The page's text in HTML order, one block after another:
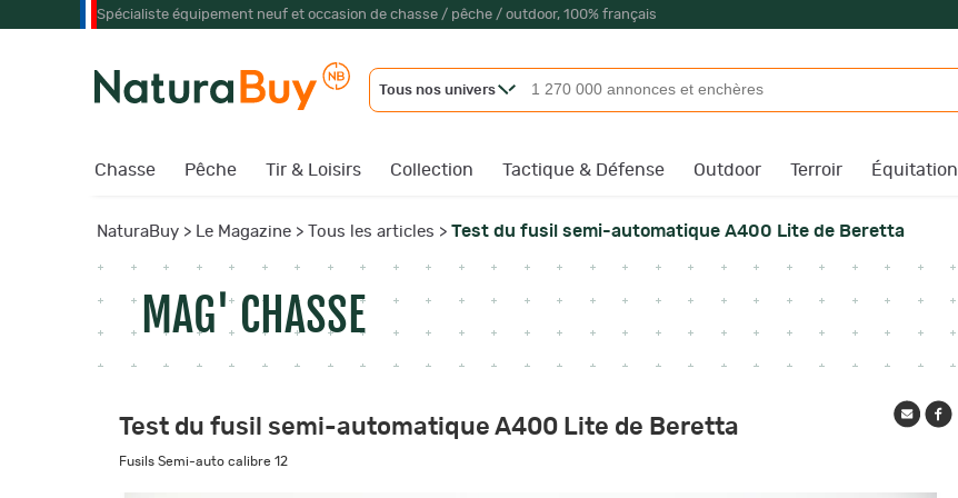
Spécialiste équipement neuf et occasion de chasse / pêche / outdoor, 100% français
Tous nos univers
Chasse Pêche Tir & Loisirs Collection Tactique & Défense Outdoor Terroir Équitation
NaturaBuy > Le Magazine > Tous les articles > Test du fusil semi-automatique A400 Lite de Beretta
MAG' CHASSE
Test du fusil semi-automatique A400 Lite de Beretta
Fusils Semi-auto calibre 12